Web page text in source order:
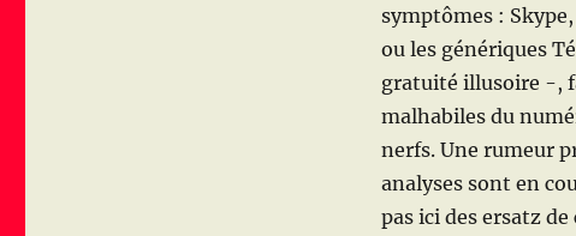
symptômes :
ou les génériques
gratuité illusoire -,
malhabiles du
nerfs. Une rumeur
analyses sont en
pas ici des ersatz